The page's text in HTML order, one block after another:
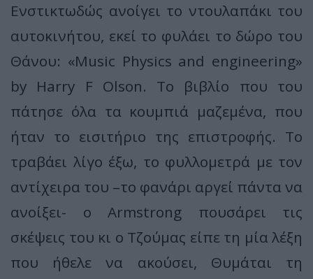
Ενστικτωδώς ανοίγει το ντουλαπάκι του
αυτοκινήτου, εκεί το φυλάει το δώρο του
Θάνου: «Music Physics and engineering»
by Harry F Olson. To βιβλίο που του
πάτησε όλα τα κουμπιά μαζεμένα, που
ήταν το εισιτήριο της επιστροφής. Το
τραβάει λίγο έξω, το φυλλομετρά με τον
αντίχειρα του –το φανάρι αργεί πάντα να
ανοίξει- ο Armstrong πουσάρει τις
σκέψεις του κι ο Τζούμας είπε τη μία λέξη
που ήθελε να ακούσει, Θυμάται τη